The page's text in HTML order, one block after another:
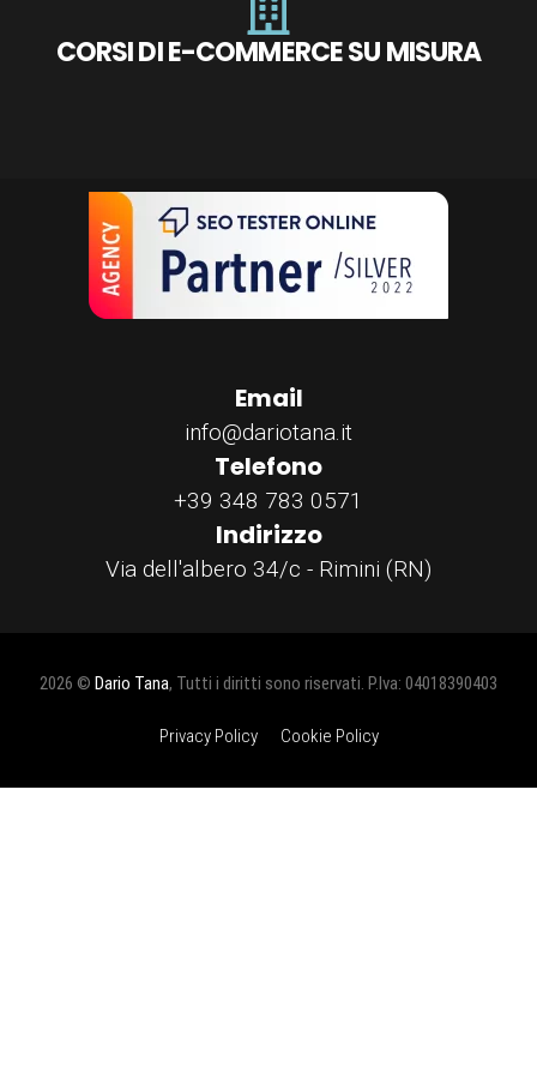
CORSI DI E-COMMERCE SU MISURA
Email
info@dariotana.it
Telefono
+39 348 783 0571
Indirizzo
Via dell'albero 34/c - Rimini (RN)
2026 © Dario Tana, Tutti i diritti sono riservati. P.Iva: 04018390403
Privacy Policy Cookie Policy